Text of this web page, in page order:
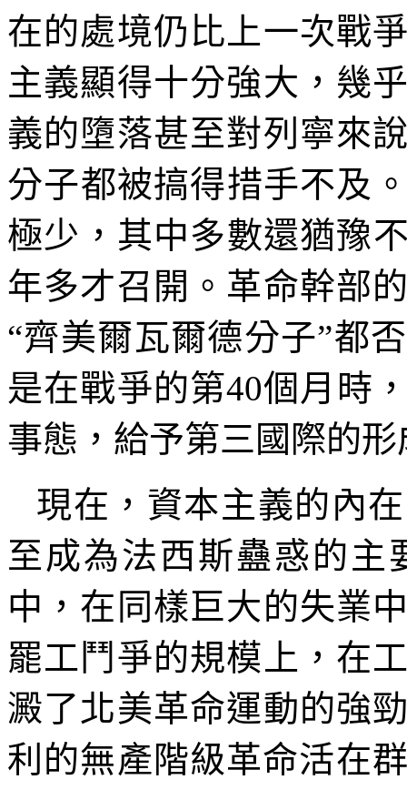
在的處境仍比上一次戰
主義顯得十分強大，幾
義的墮落甚至對列寧來
分子都被搞得措手不及
極少，其中多數還猶豫
年多才召開。革命幹部
“齊美爾瓦爾德分子”都
是在戰爭的第40個月時
事態，給予第三國際的
現在，資本主義的內
至成為法西斯蠱惑的主
中，在同樣巨大的失業
罷工鬥爭的規模上，在
澱了北美革命運動的強
利的無產階級革命活在